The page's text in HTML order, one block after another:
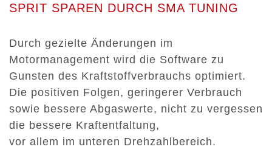
SPRIT SPAREN DURCH SMA TUNING
Durch gezielte Änderungen im
Motormanagement wird die Software zu
Gunsten des Kraftstoffverbrauchs optimiert.
Die positiven Folgen, geringerer Verbrauch
sowie bessere Abgaswerte, nicht zu vergessen
die bessere Kraftentfaltung,
vor allem im unteren Drehzahlbereich.